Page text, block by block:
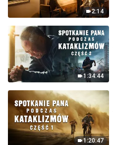
2:14
1:34:44
1:20:47